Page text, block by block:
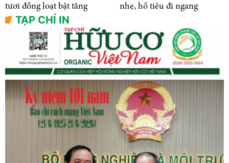
tươi đồng loạt bật tăng
nhẹ, hồ tiêu đi ngang
TẠP CHÍ IN